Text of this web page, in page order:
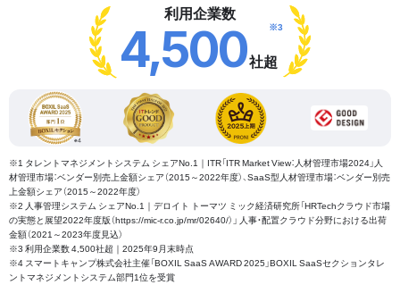
利用企業数
4,500社超
※3
※1 タレントマネジメントシステム シェアNo.1｜ITR「ITR Market View：人材管理市場2024」人
材管理市場：ベンダー別売上金額シェア（2015～2022年度）、SaaS型人材管理市場：ベンダー別売
上金額シェア（2015～2022年度）
※2 人事管理システム シェアNo.1｜デロイト トーマツ ミック経済研究所「HRTechクラウド市場
の実態と展望2022年度版（https://mic-r.co.jp/mr/02640/）」 人事・配置クラウド分野における出荷
金額（2021～2023年度見込）
※3 利用企業数 4,500社超｜2025年9月末時点
※4 スマートキャンプ株式会社主催「BOXIL SaaS AWARD 2025」BOXIL SaaSセクションタレ
ントマネジメントシステム部門1位を受賞